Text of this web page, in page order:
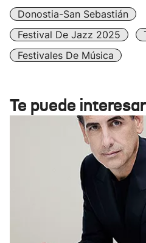
Donostia-San Sebastián
Festival De Jazz 2025
Festivales De Música
Te puede interesar